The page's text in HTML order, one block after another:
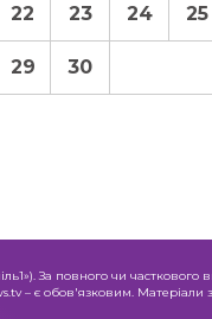
22 23 24 25
29 30
За повного чи часткового
– є обов'язковим. Матеріали